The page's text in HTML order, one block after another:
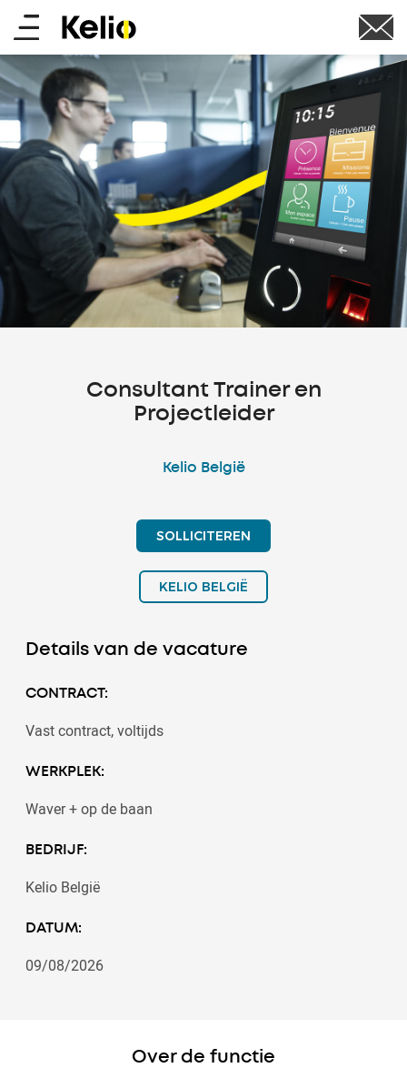
Skip
main
content
Main
menu
Consultant Trainer en
Projectleider
Kelio België
SOLLICITEREN
KELIO BELGIË
Details van de vacature
CONTRACT:
Vast contract, voltijds
WERKPLEK:
Waver + op de baan
BEDRIJF:
Kelio België
DATUM:
09/08/2026
Over de functie